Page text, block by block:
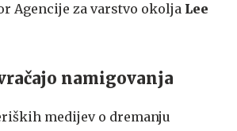
Agencije za varstvo okolja Lee
namigovanja
medijev o dremanju